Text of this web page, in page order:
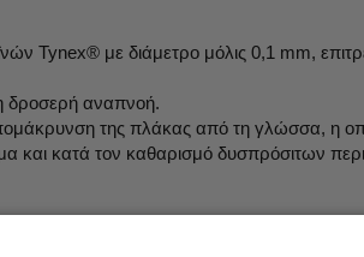
Tynex® με διάμετρο μόλις 0,1 mm,
δροσερή αναπνοή.
της πλάκας από τη γλώσσα, η
κατά τον καθαρισμό δυσπρόσιτων